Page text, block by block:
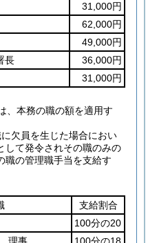
31,000円
62,000円
49,000円
長
36,000円
31,000円
本務の職の額を適用す
欠員を生じた場合におい
して発令されその職のみの
職の管理職手当を支給す
支給割合
100分の20